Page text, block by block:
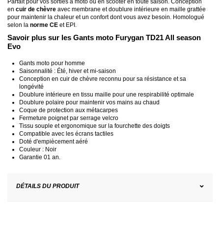
Parfait pour vos sorties à moto ou en scooter en toute saison. Conception
en cuir de chèvre avec membrane et doublure intérieure en maille grattée
pour maintenir la chaleur et un confort dont vous avez besoin. Homologué
selon la norme CE et EPI.
Savoir plus sur les Gants moto Furygan TD21 All season
Evo
Gants moto pour homme
Saisonnalité : Été, hiver et mi-saison
Conception en cuir de chèvre reconnu pour sa résistance et sa
longévité
Doublure intérieure en tissu maille pour une respirabilité optimale
Doublure polaire pour maintenir vos mains au chaud
Coque de protection aux métacarpes
Fermeture poignet par serrage velcro
Tissu souple et ergonomique sur la fourchette des doigts
Compatible avec les écrans tactiles
Doté d'empiècement aéré
Couleur : Noir
Garantie 01 an.
DÉTAILS DU PRODUIT